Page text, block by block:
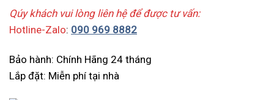
Qúy khách vui lòng liên hệ để được tư vấn:
Hotline-Zalo: 090 969 8882
Bảo hành: Chính Hãng 24 tháng
Lắp đặt: Miễn phí tại nhà